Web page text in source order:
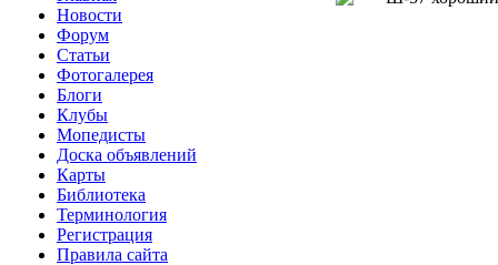
Новости
Форум
Статьи
Фотогалерея
Блоги
Клубы
Мопедисты
Доска объявлений
Карты
Библиотека
Терминология
Регистрация
Правила сайта